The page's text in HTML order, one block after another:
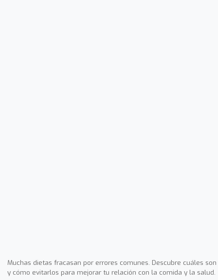
Muchas dietas fracasan por errores comunes. Descubre cuáles son
y cómo evitarlos para mejorar tu relación con la comida y la salud.